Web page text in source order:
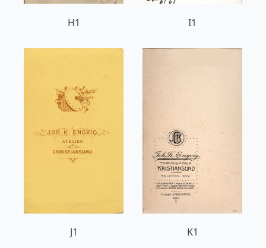
H1 I1
J1 K1